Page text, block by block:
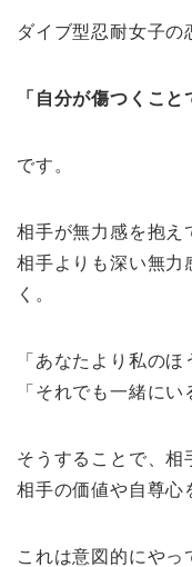
ダイブ型忍耐女子の
「自分が傷つくこ
です。
相手が無力感を抱え
相手よりも深い無力
く。
「あなたより私のほ
「それでも一緒にい
そうすることで、相
相手の価値や自尊心
これは意図的にやっ